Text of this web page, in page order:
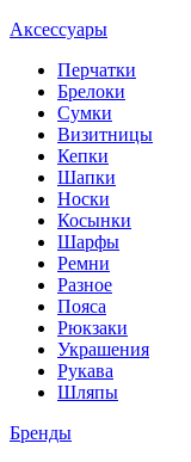
Аксессуары
Перчатки
Брелоки
Сумки
Визитницы
Кепки
Шапки
Носки
Косынки
Шарфы
Ремни
Разное
Пояса
Рюкзаки
Украшения
Рукава
Шляпы
Бренды